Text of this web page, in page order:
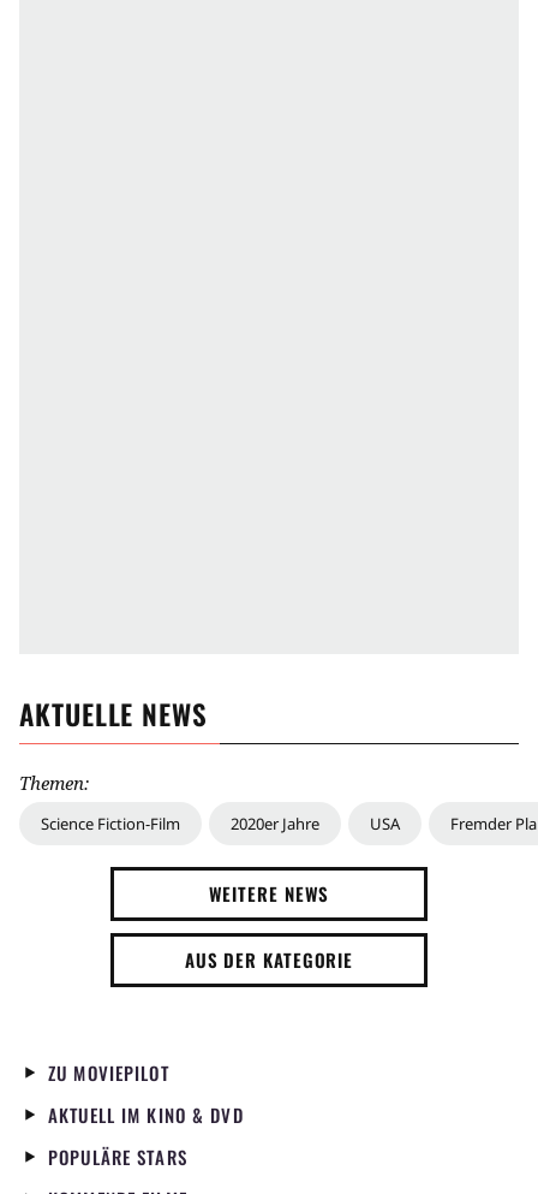
AKTUELLE NEWS
Themen:
Science Fiction-Film 2020er Jahre USA Fremder
WEITERE NEWS
AUS DER KATEGORIE
ZU MOVIEPILOT
AKTUELL IM KINO & DVD
POPULÄRE STARS